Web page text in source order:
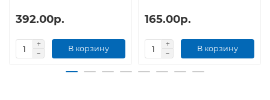
392.00р.
В корзину
165.00р.
В корзину